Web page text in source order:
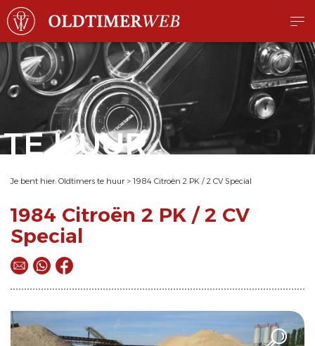
TE HUUR
Je bent hier: Oldtimers te huur > 1984 Citroën 2 PK / 2 CV Special
1984 Citroën 2 PK / 2 CV
Special